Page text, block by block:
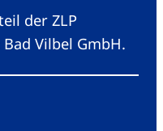
der ZLP
Vilbel GmbH.